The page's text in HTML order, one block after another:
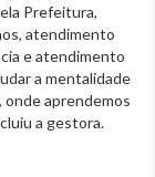
Prefeitura,
atendimento
e atendimento
a mentalidade
onde aprendemos
a gestora.